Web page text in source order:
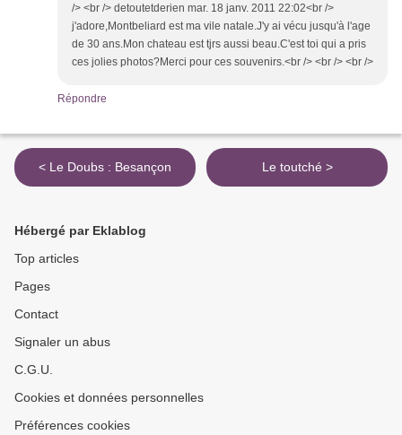
/> <br /> detoutetderien mar. 18 janv. 2011 22:02<br />
j'adore,Montbeliard est ma vile natale.J'y ai vécu jusqu'à l'age
de 30 ans.Mon chateau est tjrs aussi beau.C'est toi qui a pris
ces jolies photos?Merci pour ces souvenirs.<br /> <br /> <br />
Répondre
< Le Doubs : Besançon Le toutché >
Hébergé par Eklablog
Top articles
Pages
Contact
Signaler un abus
C.G.U.
Cookies et données personnelles
Préférences cookies